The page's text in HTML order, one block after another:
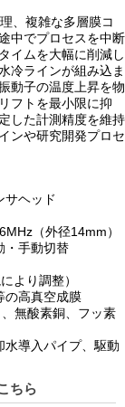
、複雑な多層膜コ
中でプロセスを中断
イムを大幅に削減し
冷ラインが組み込ま
動子の温度上昇を物
フトを最小限に抑
した計測精度を維持
ンや研究開発プロセ
サヘッド
（外径14mm）
・手動切替
より調整）
の高真空成膜
無酸素銅、フッ素
水導入パイプ、駆動
ちら